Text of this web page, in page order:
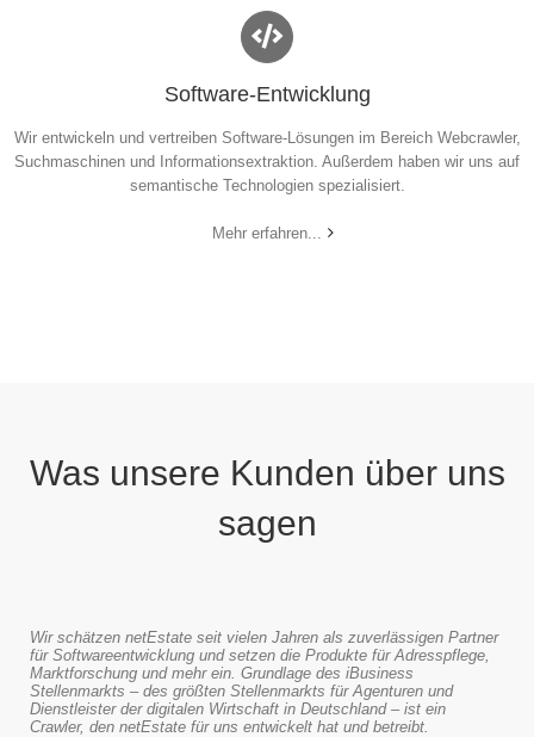
Software-Entwicklung
Wir entwickeln und vertreiben Software-Lösungen im Bereich Webcrawler,
Suchmaschinen und Informationsextraktion. Außerdem haben wir uns auf
semantische Technologien spezialisiert.
Mehr erfahren...
Was unsere Kunden über uns
sagen
Wir schätzen netEstate seit vielen Jahren als zuverlässigen Partner
für Softwareentwicklung und setzen die Produkte für Adresspflege,
Marktforschung und mehr ein. Grundlage des iBusiness
Stellenmarkts – des größten Stellenmarkts für Agenturen und
Dienstleister der digitalen Wirtschaft in Deutschland – ist ein
Crawler, den netEstate für uns entwickelt hat und betreibt.